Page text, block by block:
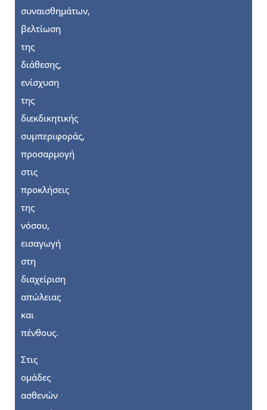
συναισθημάτων,
βελτίωση
της
διάθεσης,
ενίσχυση
της
διεκδικητικής
συμπεριφοράς,
προσαρμογή
στις
προκλήσεις
της
νόσου,
εισαγωγή
στη
διαχείριση
απώλειας
και
πένθους.
Στις
ομάδες
ασθενών